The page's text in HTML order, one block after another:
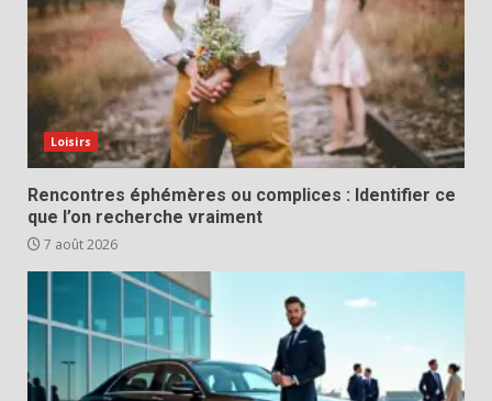
Loisirs
Rencontres éphémères ou complices : Identifier ce
que l’on recherche vraiment
7 août 2026